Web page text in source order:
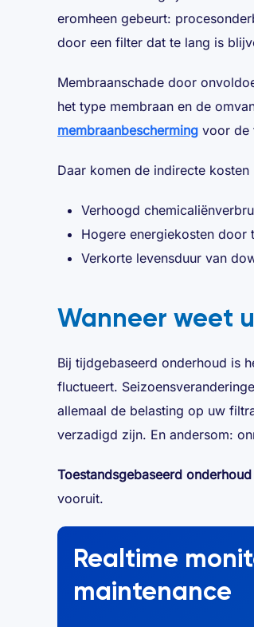
eromheen gebeurt:
door een filter dat te lang is
Membraanschade door
het type membraan en de
membraanbescherming voor de
Daar komen de indirecte kosten
Verhoogd
Hogere energiekosten door
Verkorte levensduur van
Wanneer weet
Bij tijdgebaseerd onderhoud is
fluctueert.
allemaal de belasting op uw
verzadigd zijn. En andersom:
Toestandsgebaseerd onderhoud
vooruit.
Realtime
maintenance